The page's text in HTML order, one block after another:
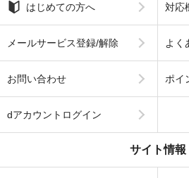
はじめての方へ 対応
メールサービス登録/解除 よく
お問い合わせ ポイ
dアカウントログイン
サイト情報